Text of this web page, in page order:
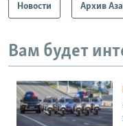
Новости Архив
Вам будет